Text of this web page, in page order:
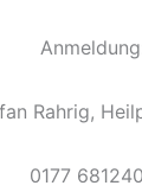
Rahrig,
0177